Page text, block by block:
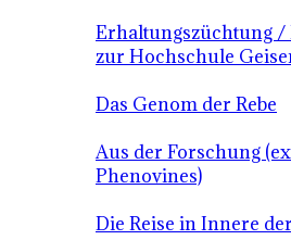
Erhaltungszüchtung
zur Hochschule
Das Genom der Rebe
Aus der Forschung
Phenovines)
Die Reise in Innere